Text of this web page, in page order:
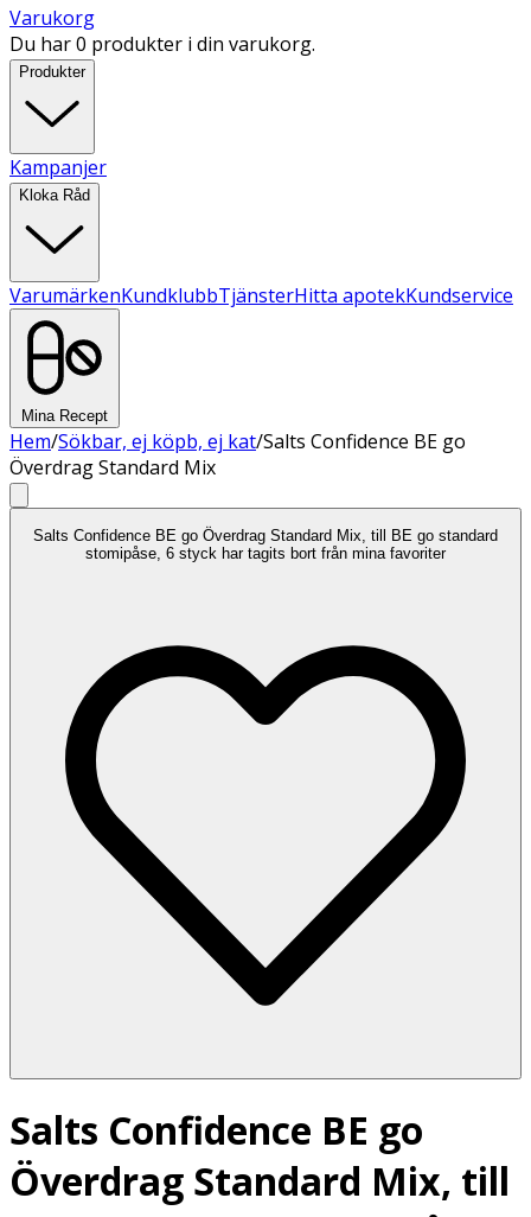
Varukorg
Du har 0 produkter i din varukorg.
Produkter
Kampanjer
Kloka Råd
VarumärkenKundklubbTjänsterHitta apotekKundservice
Mina Recept
Hem/Sökbar, ej köpb, ej kat/Salts Confidence BE go
Överdrag Standard Mix
Salts Confidence BE go Överdrag Standard Mix, till BE go standard
stomipåse, 6 styck har tagits bort från mina favoriter
Salts Confidence BE go
Överdrag Standard Mix, till